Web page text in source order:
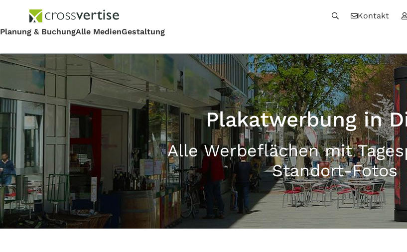
Kontakt
Plakatwerbung in
Alle Werbeflächen mit
Standort-Fotos